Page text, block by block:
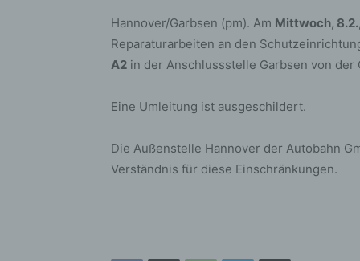
Hannover/Garbsen (pm). Am Mittwoch,
Reparaturarbeiten an den
A2 in der Anschlussstelle Garbsen von der
Eine Umleitung ist ausgeschildert.
Die Außenstelle Hannover der Autobahn
Verständnis für diese Einschränkungen.